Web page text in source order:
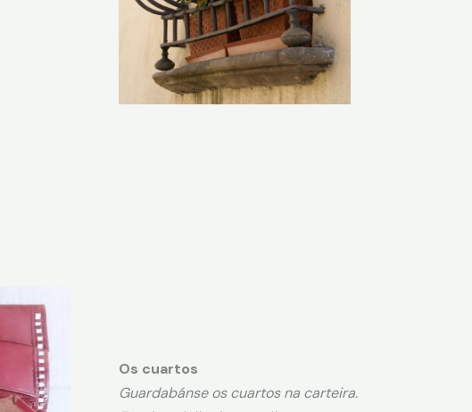
Os cuartos
Guardabánse os cuartos na carteira.